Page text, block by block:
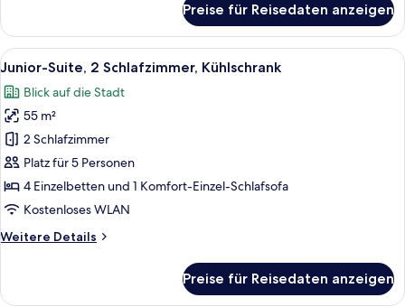
Suite,
2 Einzelbetten
Preise für Reisedaten anzeigen
Alle
Fotos
für
Junior-
Suite,
2 Schlafzimmer,
Kühlschrank
anzeigen
Ein modernes Schlafzimmer mit Bett,
11
Junior-Suite, 2 Schlafzimmer, Kühlschrank
Blick auf die Stadt
55 m²
2 Schlafzimmer
Platz für 5 Personen
4 Einzelbetten und 1 Komfort-Einzel-Schlafsofa
Kostenloses WLAN
Weitere Details
Weitere
Suite,
Preise für Reisedaten anzeigen